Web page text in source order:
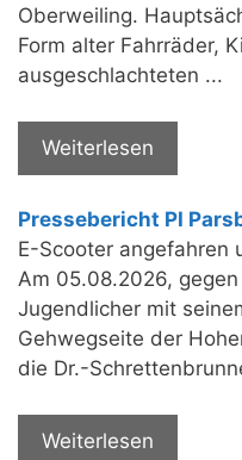
Oberweiling.
Form alter Fahrräder,
ausgeschlachteten ...
Weiterlesen
Pressebericht PI
E-Scooter angefahren
Am 05.08.2026,
Jugendlicher mit
Gehwegseite der
die Dr.-
Weiterlesen